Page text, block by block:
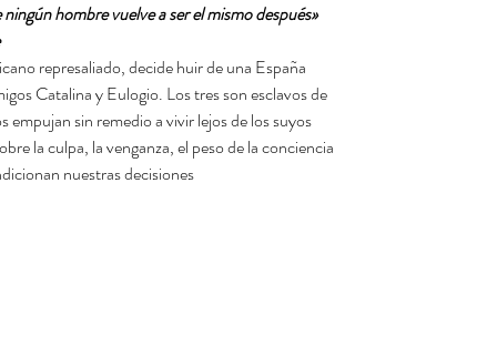
hombre vuelve a ser el mismo después
represaliado, decide huir de una España
Catalina y Eulogio. Los tres son esclavos de
sin remedio a vivir lejos de los suyos.
la culpa, la venganza, el peso de la conciencia
nuestras decisiones.